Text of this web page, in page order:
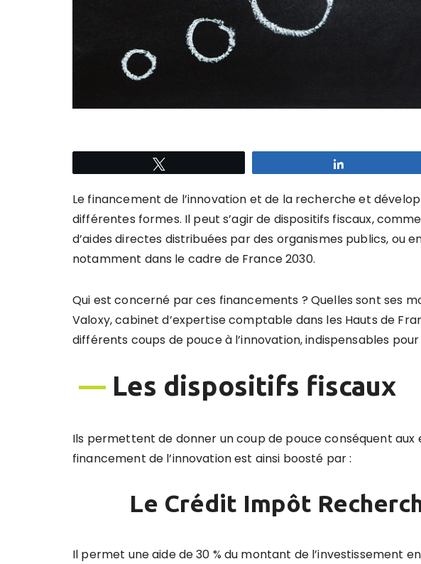
Le financement de l’innovation et de la recherche et
différentes formes. Il peut s’agir de dispositifs fiscaux,
d’aides directes distribuées par des organismes publics, ou
notamment dans le cadre de France 2030.
Qui est concerné par ces financements ? Quelles sont ses
Valoxy, cabinet d’expertise comptable dans les Hauts de
différents coups de pouce à l’innovation, indispensables
— Les dispositifs fiscaux
Ils permettent de donner un coup de pouce conséquent aux
financement de l’innovation est ainsi boosté par :
Le Crédit Impôt
Il permet une aide de 30 % du montant de l’investissement en